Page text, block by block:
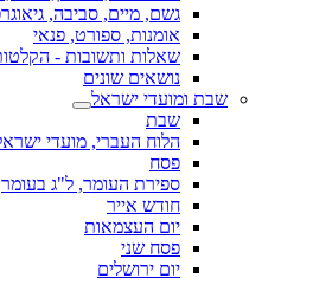
גשם, מיים, סביבה,
אומנות, ספורט, פנאי
שאלות ותשובות -
נושאים שונים
שבת ומועדי ישראל
שבת
הלוח העברי, מועדי
פסח
ספירת העומר, ל"ג בעומר
חודש אייר
יום העצמאות
פסח שני
יום ירושלים